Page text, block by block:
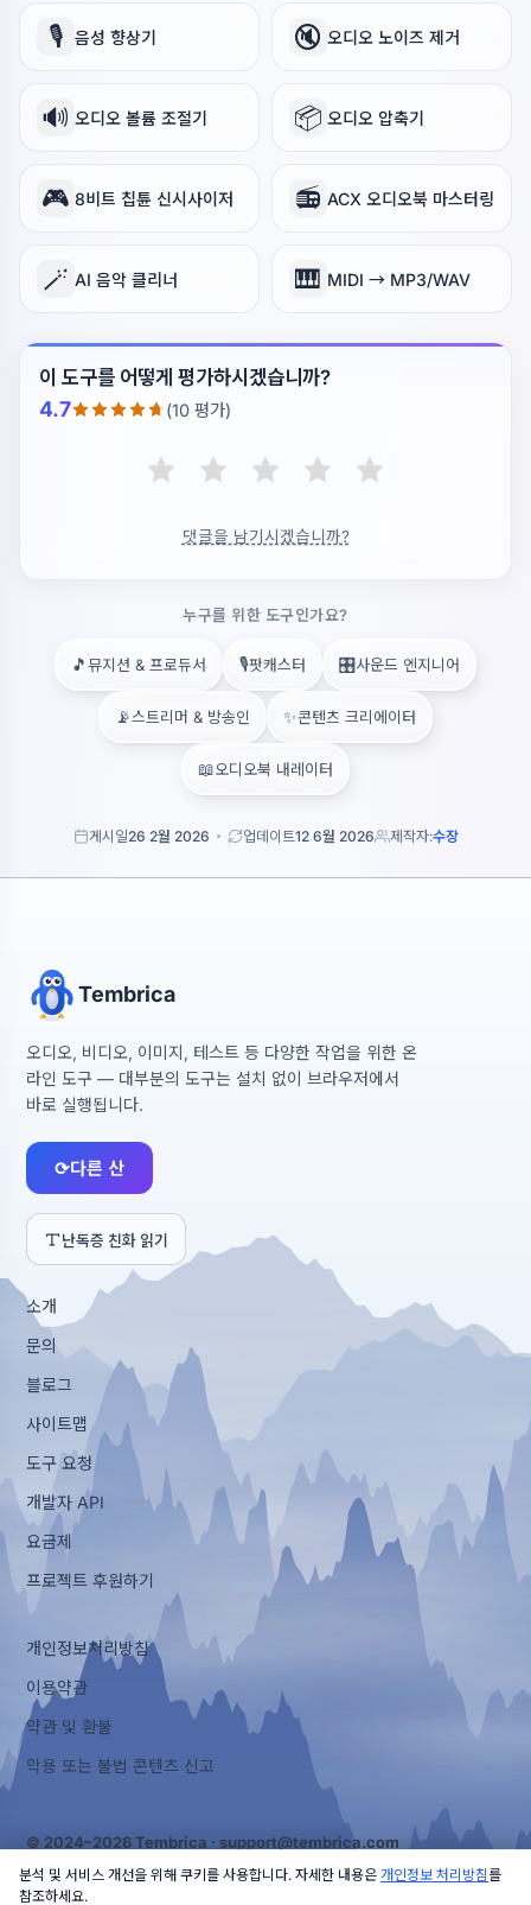
🎙️ 음성 향상기 🔇 오디오 노이즈 제거
🔊 오디오 볼륨 조절기 📦 오디오 압축기
🎮 8비트 칩튠 신시사이저 📻 ACX 오디오북 마스터링
🪄 AI 음악 클리너 🎹 MIDI → MP3/WAV
이 도구를 어떻게 평가하시겠습니까?
4.7 (10 평가)
댓글을 남기시겠습니까?
누구를 위한 도구인가요?
🎵뮤지션 & 프로듀서 🎙️팟캐스터 🎛️사운드 엔지니어
📡스트리머 & 방송인 ✨콘텐츠 크리에이터
📖오디오북 내레이터
게시일26 2월 2026 업데이트12 6월 2026 제작자:수장
Tembrica
오디오, 비디오, 이미지, 테스트 등 다양한 작업을 위한 온
라인 도구 — 대부분의 도구는 설치 없이 브라우저에서
바로 실행됩니다.
⟳다른 산
난독증 친화 읽기
소개
문의
블로그
사이트맵
도구 요청
개발자 API
요금제
프로젝트 후원하기
개인정보처리방침
이용약관
약관 및 환불
악용 또는 불법 콘텐츠 신고
© 2024–2026 Tembrica · support@tembrica.com
분석 및 서비스 개선을 위해 쿠키를 사용합니다. 자세한 내용은 개인정보 처리방침 를
참조하세요.